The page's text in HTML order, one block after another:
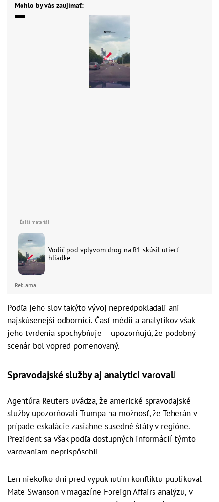
Mohlo by vás zaujímať:
Vodič pod vplyvom drog na R1 skúsil utiecť
hliadke
Reklama
Podľa jeho slov takýto vývoj nepredpokladali ani
najskúsenejší odborníci. Časť médií a analytikov však
jeho tvrdenia spochybňuje – upozorňujú, že podobný
scenár bol vopred pomenovaný.
Spravodajské služby aj analytici varovali
Agentúra Reuters uvádza, že americké spravodajské
služby upozorňovali Trumpa na možnosť, že Teherán v
prípade eskalácie zasiahne susedné štáty v regióne.
Prezident sa však podľa dostupných informácií týmto
varovaniam neprispôsobil.
Len niekoľko dní pred vypuknutím konfliktu publikoval
Mate Swanson v magazíne Foreign Affairs analýzu, v